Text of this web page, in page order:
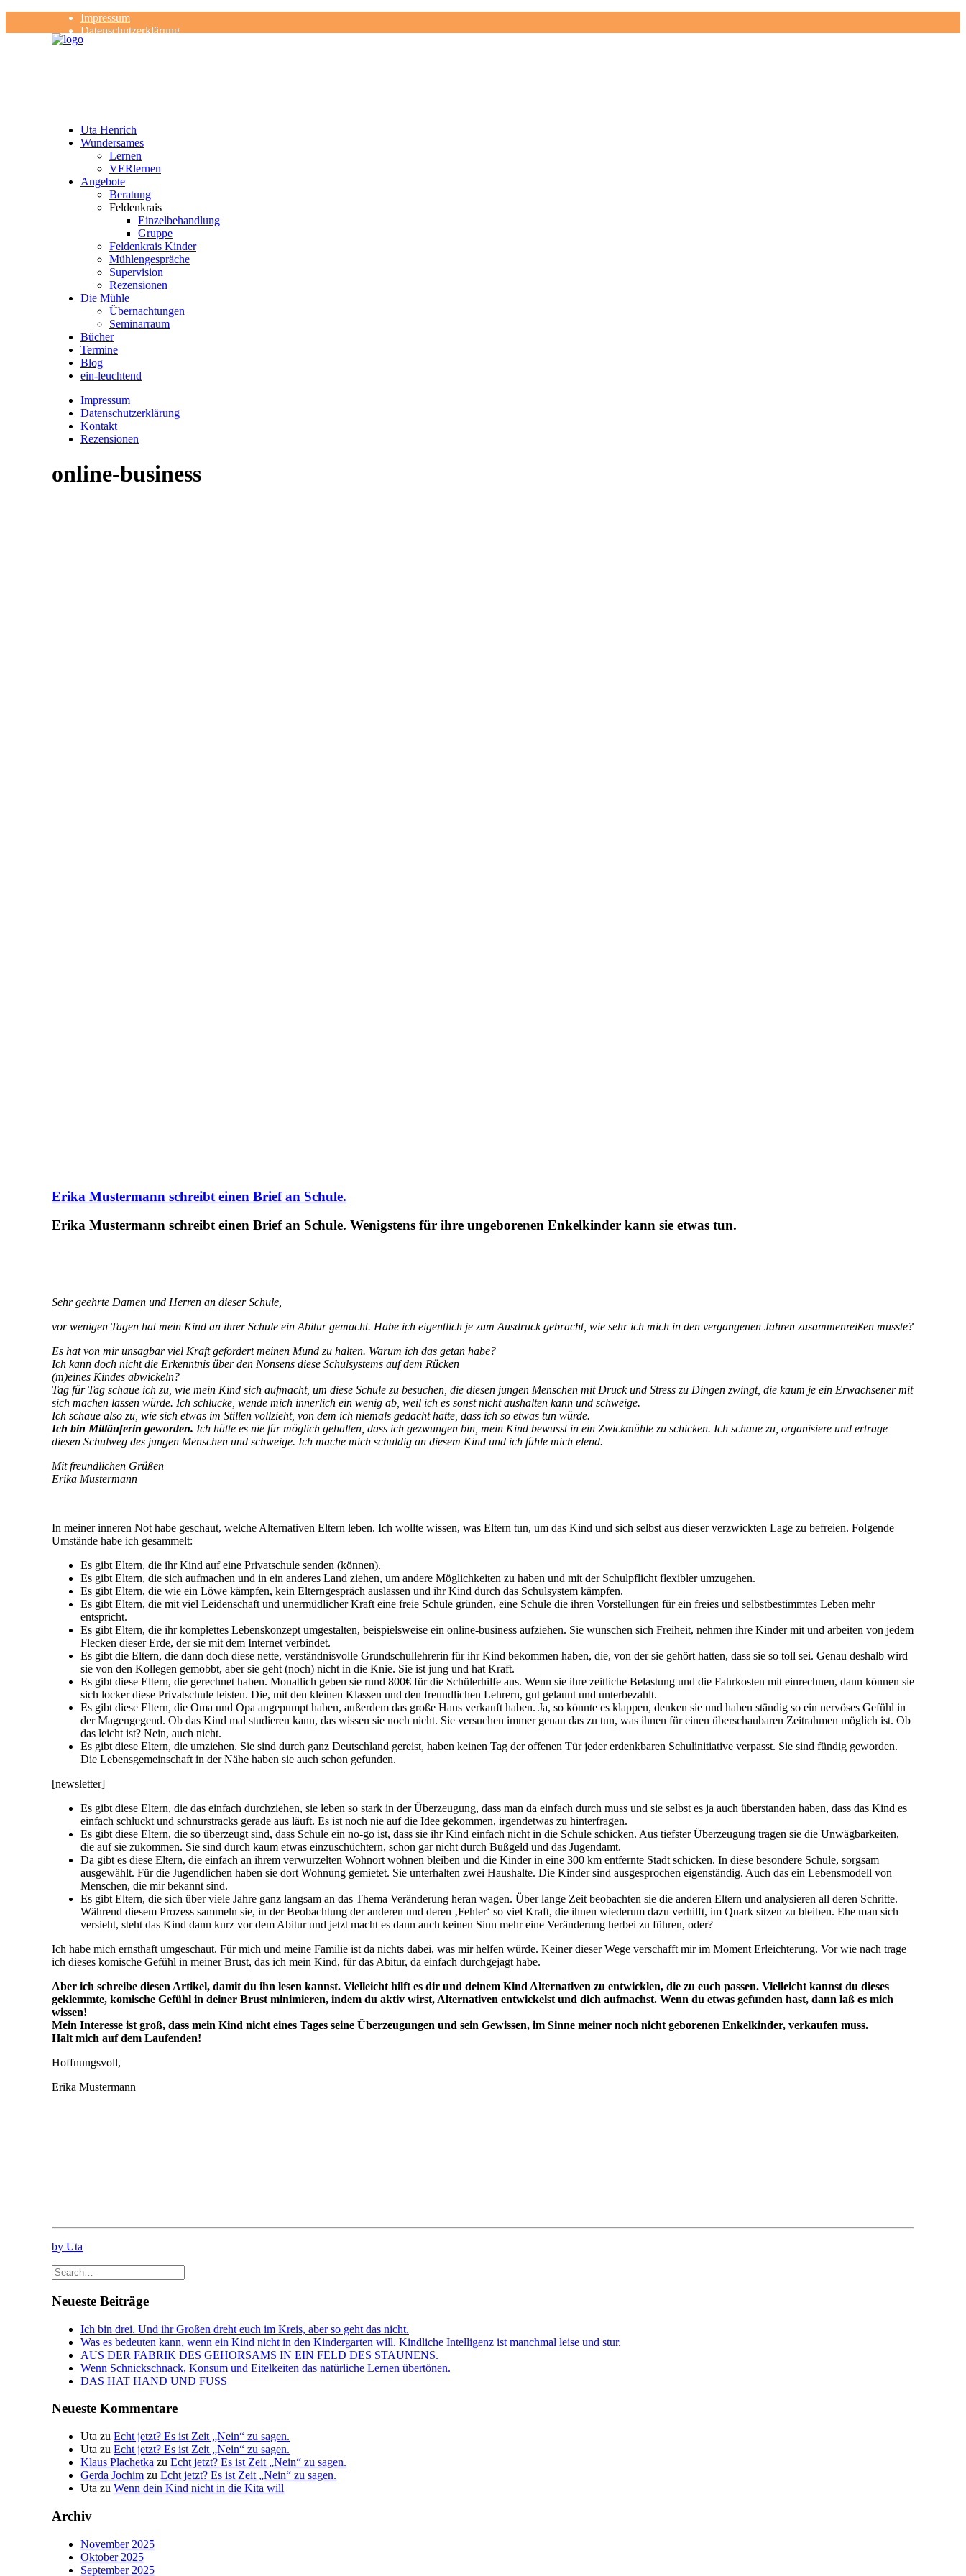
Impressum
Datenschutzerklärung
Kontakt
Uta Henrich
Wundersames
Lernen
VERlernen
Angebote
Beratung
Feldenkrais
Einzelbehandlung
Gruppe
Feldenkrais Kinder
Mühlengespräche
Supervision
Rezensionen
Die Mühle
Übernachtungen
Seminarraum
Bücher
Termine
Blog
ein-leuchtend
Impressum
Datenschutzerklärung
Kontakt
Rezensionen
online-business
Erika Mustermann schreibt einen Brief an Schule.
Erika Mustermann schreibt einen Brief an Schule. Wenigstens für ihre ungeborenen Enkelkinder kann sie etwas tun.
Sehr geehrte Damen und Herren an dieser Schule,
vor wenigen Tagen hat mein Kind an ihrer Schule ein Abitur gemacht. Habe ich eigentlich je zum Ausdruck gebracht, wie sehr ich mich in den vergangenen Jahren zusammenreißen musste?
Es hat von mir unsagbar viel Kraft gefordert meinen Mund zu halten. Warum ich das getan habe?
Ich kann doch nicht die Erkenntnis über den Nonsens diese Schulsystems auf dem Rücken
(m)eines Kindes abwickeln?
Tag für Tag schaue ich zu, wie mein Kind sich aufmacht, um diese Schule zu besuchen, die diesen jungen Menschen mit Druck und Stress zu Dingen zwingt, die kaum je ein Erwachsener mit
sich machen lassen würde. Ich schlucke, wende mich innerlich ein wenig ab, weil ich es sonst nicht aushalten kann und schweige.
Ich schaue also zu, wie sich etwas im Stillen vollzieht, von dem ich niemals gedacht hätte, dass ich so etwas tun würde.
Ich bin Mitläuferin geworden. Ich hätte es nie für möglich gehalten, dass ich gezwungen bin, mein Kind bewusst in ein Zwickmühle zu schicken. Ich schaue zu, organisiere und ertrage
diesen Schulweg des jungen Menschen und schweige. Ich mache mich schuldig an diesem Kind und ich fühle mich elend.
Mit freundlichen Grüßen
Erika Mustermann
In meiner inneren Not habe geschaut, welche Alternativen Eltern leben. Ich wollte wissen, was Eltern tun, um das Kind und sich selbst aus dieser verzwickten Lage zu befreien. Folgende
Umstände habe ich gesammelt:
Es gibt Eltern, die ihr Kind auf eine Privatschule senden (können).
Es gibt Eltern, die sich aufmachen und in ein anderes Land ziehen, um andere Möglichkeiten zu haben und mit der Schulpflicht flexibler umzugehen.
Es gibt Eltern, die wie ein Löwe kämpfen, kein Elterngespräch auslassen und ihr Kind durch das Schulsystem kämpfen.
Es gibt Eltern, die mit viel Leidenschaft und unermüdlicher Kraft eine freie Schule gründen, eine Schule die ihren Vorstellungen für ein freies und selbstbestimmtes Leben mehr
entspricht.
Es gibt Eltern, die ihr komplettes Lebenskonzept umgestalten, beispielsweise ein online-business aufziehen. Sie wünschen sich Freiheit, nehmen ihre Kinder mit und arbeiten von jedem
Flecken dieser Erde, der sie mit dem Internet verbindet.
Es gibt die Eltern, die dann doch diese nette, verständnisvolle Grundschullehrerin für ihr Kind bekommen haben, die, von der sie gehört hatten, dass sie so toll sei. Genau deshalb wird
sie von den Kollegen gemobbt, aber sie geht (noch) nicht in die Knie. Sie ist jung und hat Kraft.
Es gibt diese Eltern, die gerechnet haben. Monatlich geben sie rund 800€ für die Schülerhilfe aus. Wenn sie ihre zeitliche Belastung und die Fahrkosten mit einrechnen, dann können sie
sich locker diese Privatschule leisten. Die, mit den kleinen Klassen und den freundlichen Lehrern, gut gelaunt und unterbezahlt.
Es gibt diese Eltern, die Oma und Opa angepumpt haben, außerdem das große Haus verkauft haben. Ja, so könnte es klappen, denken sie und haben ständig so ein nervöses Gefühl in
der Magengegend. Ob das Kind mal studieren kann, das wissen sie noch nicht. Sie versuchen immer genau das zu tun, was ihnen für einen überschaubaren Zeitrahmen möglich ist. Ob
das leicht ist? Nein, auch nicht.
Es gibt diese Eltern, die umziehen. Sie sind durch ganz Deutschland gereist, haben keinen Tag der offenen Tür jeder erdenkbaren Schulinitiative verpasst. Sie sind fündig geworden.
Die Lebensgemeinschaft in der Nähe haben sie auch schon gefunden.
[newsletter]
Es gibt diese Eltern, die das einfach durchziehen, sie leben so stark in der Überzeugung, dass man da einfach durch muss und sie selbst es ja auch überstanden haben, dass das Kind es
einfach schluckt und schnurstracks gerade aus läuft. Es ist noch nie auf die Idee gekommen, irgendetwas zu hinterfragen.
Es gibt diese Eltern, die so überzeugt sind, dass Schule ein no-go ist, dass sie ihr Kind einfach nicht in die Schule schicken. Aus tiefster Überzeugung tragen sie die Unwägbarkeiten,
die auf sie zukommen. Sie sind durch kaum etwas einzuschüchtern, schon gar nicht durch Bußgeld und das Jugendamt.
Da gibt es diese Eltern, die einfach an ihrem verwurzelten Wohnort wohnen bleiben und die Kinder in eine 300 km entfernte Stadt schicken. In diese besondere Schule, sorgsam
ausgewählt. Für die Jugendlichen haben sie dort Wohnung gemietet. Sie unterhalten zwei Haushalte. Die Kinder sind ausgesprochen eigenständig. Auch das ein Lebensmodell von
Menschen, die mir bekannt sind.
Es gibt Eltern, die sich über viele Jahre ganz langsam an das Thema Veränderung heran wagen. Über lange Zeit beobachten sie die anderen Eltern und analysieren all deren Schritte.
Während diesem Prozess sammeln sie, in der Beobachtung der anderen und deren ‚Fehler‘ so viel Kraft, die ihnen wiederum dazu verhilft, im Quark sitzen zu bleiben. Ehe man sich
versieht, steht das Kind dann kurz vor dem Abitur und jetzt macht es dann auch keinen Sinn mehr eine Veränderung herbei zu führen, oder?
Ich habe mich ernsthaft umgeschaut. Für mich und meine Familie ist da nichts dabei, was mir helfen würde. Keiner dieser Wege verschafft mir im Moment Erleichterung. Vor wie nach trage
ich dieses komische Gefühl in meiner Brust, das ich mein Kind, für das Abitur, da einfach durchgejagt habe.
Aber ich schreibe diesen Artikel, damit du ihn lesen kannst. Vielleicht hilft es dir und deinem Kind Alternativen zu entwicklen, die zu euch passen. Vielleicht kannst du dieses
geklemmte, komische Gefühl in deiner Brust minimieren, indem du aktiv wirst, Alternativen entwickelst und dich aufmachst. Wenn du etwas gefunden hast, dann laß es mich
wissen!
Mein Interesse ist groß, dass mein Kind nicht eines Tages seine Überzeugungen und sein Gewissen, im Sinne meiner noch nicht geborenen Enkelkinder, verkaufen muss.
Halt mich auf dem Laufenden!
Hoffnungsvoll,
Erika Mustermann
by Uta
Neueste Beiträge
Ich bin drei. Und ihr Großen dreht euch im Kreis, aber so geht das nicht.
Was es bedeuten kann, wenn ein Kind nicht in den Kindergarten will. Kindliche Intelligenz ist manchmal leise und stur.
AUS DER FABRIK DES GEHORSAMS IN EIN FELD DES STAUNENS.
Wenn Schnickschnack, Konsum und Eitelkeiten das natürliche Lernen übertönen.
DAS HAT HAND UND FUSS
Neueste Kommentare
Uta zu Echt jetzt? Es ist Zeit „Nein“ zu sagen.
Uta zu Echt jetzt? Es ist Zeit „Nein“ zu sagen.
Klaus Plachetka zu Echt jetzt? Es ist Zeit „Nein“ zu sagen.
Gerda Jochim zu Echt jetzt? Es ist Zeit „Nein“ zu sagen.
Uta zu Wenn dein Kind nicht in die Kita will
Archiv
November 2025
Oktober 2025
September 2025